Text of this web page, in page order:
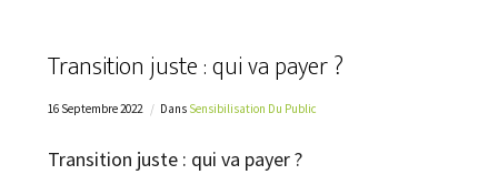
Transition juste : qui va payer ?
16 Septembre 2022 Dans Sensibilisation Du Public
Transition juste : qui va payer ?